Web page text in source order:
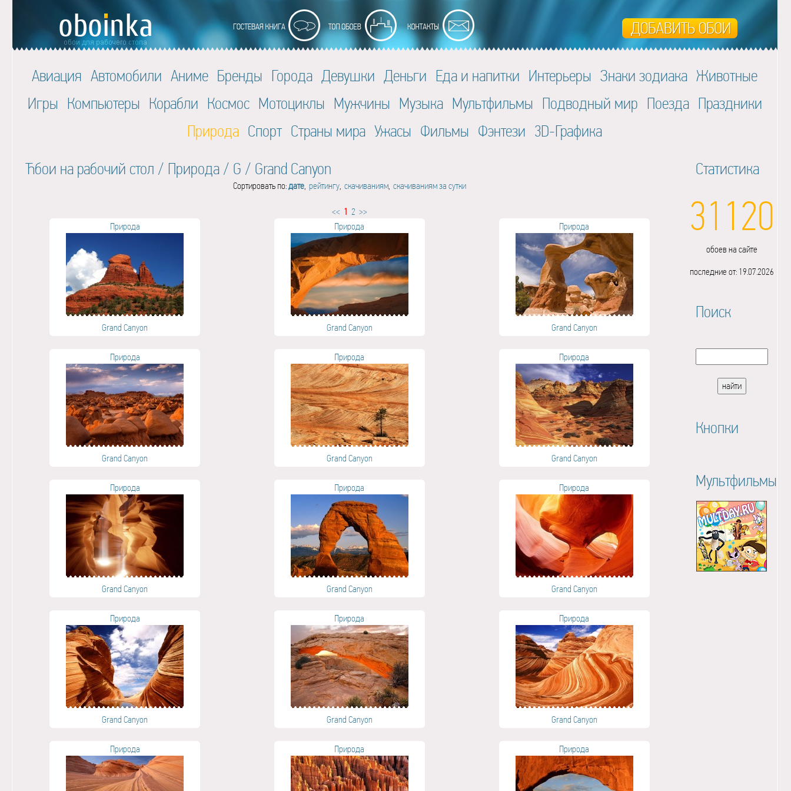
Авиация Автомобили Аниме Бренды Города Девушки Деньги Еда и напитки Интерьеры Знаки зодиака Животные
Игры Компьютеры Корабли Космос Мотоциклы Мужчины Музыка Мультфильмы Подводный мир Поезда Праздники
Природа Спорт Страны мира Ужасы Фильмы Фэнтези 3D-Графика
Ћбои на рабочий стол / Природа/ G / Grand Canyon
Сортировать по:дате, рейтингу, скачиваниям, скачиваниям за сутки
<< 1 2 >>
Природа
Grand Canyon
Природа
Grand Canyon
Природа
Grand Canyon
Природа
Grand Canyon
Природа
Grand Canyon
Природа
Grand Canyon
Природа
Grand Canyon
Природа
Grand Canyon
Природа
Grand Canyon
Природа
Grand Canyon
Природа
Grand Canyon
Природа
Grand Canyon
Природа Природа Природа
Статистика
31120
обоев на сайте
последние от: 19.07.2026
Поиск
Кнопки
Мультфильмы